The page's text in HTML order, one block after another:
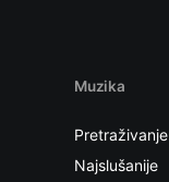
Muzika
Pretraživanje
Najslušanije